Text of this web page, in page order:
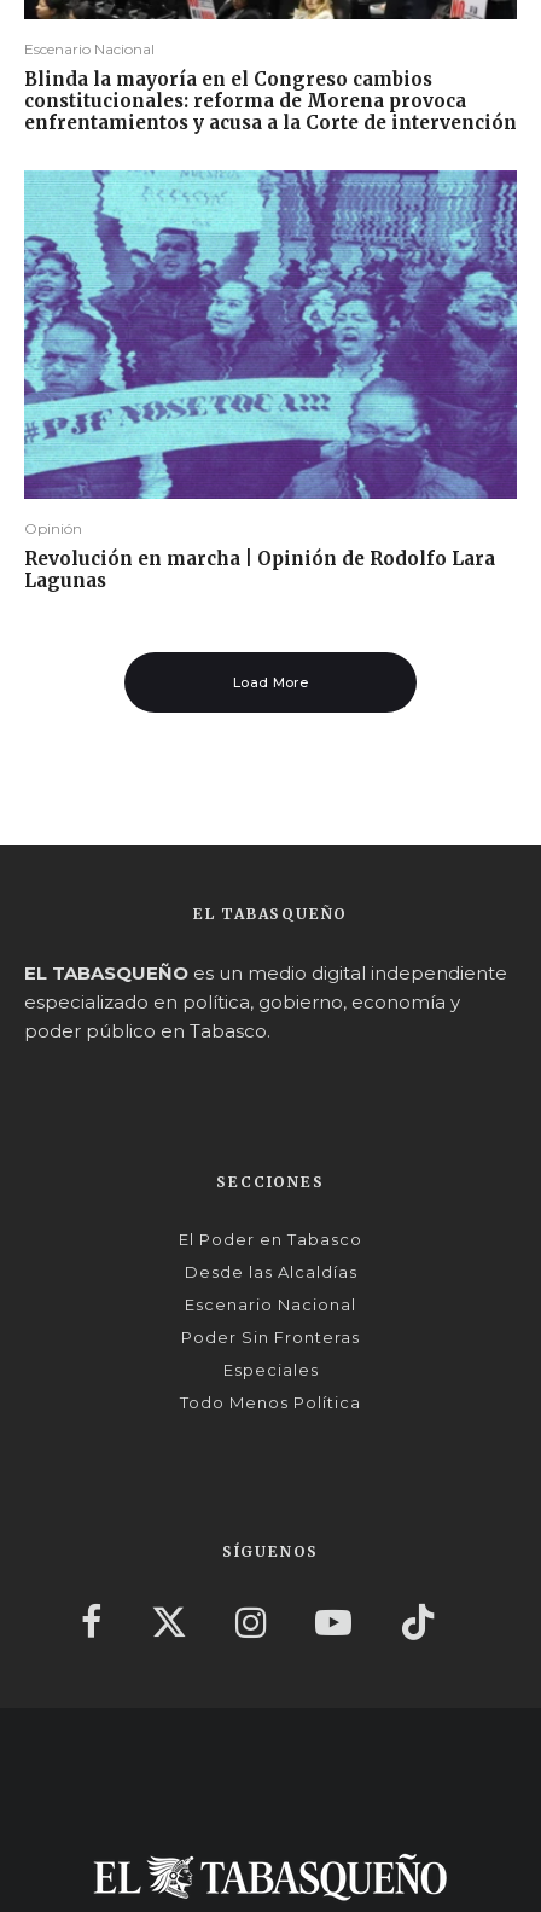
Escenario Nacional
Blinda la mayoría en el Congreso cambios
constitucionales: reforma de Morena provoca
enfrentamientos y acusa a la Corte de intervención
Opinión
Revolución en marcha | Opinión de Rodolfo Lara
Lagunas
Load More
EL TABASQUEÑO
EL TABASQUEÑO es un medio digital independiente
especializado en política, gobierno, economía y
poder público en Tabasco.
SECCIONES
El Poder en Tabasco
Desde las Alcaldías
Escenario Nacional
Poder Sin Fronteras
Especiales
Todo Menos Política
SÍGUENOS